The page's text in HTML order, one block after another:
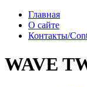
Главная
О сайте
Контакты/
WAVE